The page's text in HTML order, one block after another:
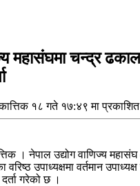
महासंघमा चन्द्र
१८ गते १७:४९ मा प्रकाशित
। नेपाल उद्योग वाणिज्य
वरिष्ठ उपाध्यक्षमा वर्तमान
गरेको छ ।